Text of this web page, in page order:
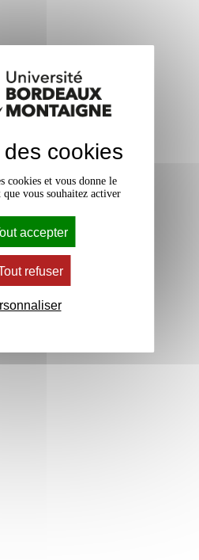
cookies
cookies et vous donne le
vous souhaitez activer
accepter
refuser